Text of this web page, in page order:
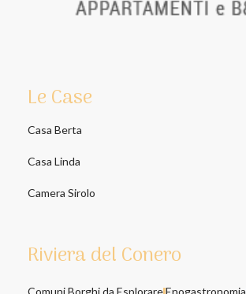
Le Case
Casa Berta
Casa Linda
Camera Sirolo
Riviera del Conero
Comuni Borghi da EsplorareEnogastronomia